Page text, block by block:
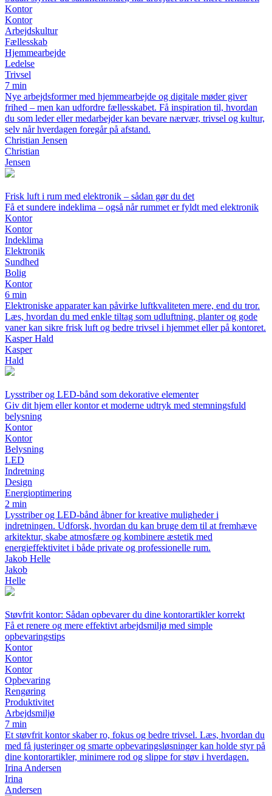
Kontor
Kontor
Arbejdskultur
Fællesskab
Hjemmearbejde
Ledelse
Trivsel
7 min
Nye arbejdsformer med hjemmearbejde og digitale møder giver
frihed – men kan udfordre fællesskabet. Få inspiration til, hvordan
du som leder eller medarbejder kan bevare nærvær, trivsel og kultur,
selv når hverdagen foregår på afstand.
Christian Jensen
Christian
Jensen
Frisk luft i rum med elektronik – sådan gør du det
Få et sundere indeklima – også når rummet er fyldt med elektronik
Kontor
Kontor
Indeklima
Elektronik
Sundhed
Bolig
Kontor
6 min
Elektroniske apparater kan påvirke luftkvaliteten mere, end du tror.
Læs, hvordan du med enkle tiltag som udluftning, planter og gode
vaner kan sikre frisk luft og bedre trivsel i hjemmet eller på kontoret.
Kasper Hald
Kasper
Hald
Lysstriber og LED-bånd som dekorative elementer
Giv dit hjem eller kontor et moderne udtryk med stemningsfuld
belysning
Kontor
Kontor
Belysning
LED
Indretning
Design
Energioptimering
2 min
Lysstriber og LED-bånd åbner for kreative muligheder i
indretningen. Udforsk, hvordan du kan bruge dem til at fremhæve
arkitektur, skabe atmosfære og kombinere æstetik med
energieffektivitet i både private og professionelle rum.
Jakob Helle
Jakob
Helle
Støvfrit kontor: Sådan opbevarer du dine kontorartikler korrekt
Få et renere og mere effektivt arbejdsmiljø med simple
opbevaringstips
Kontor
Kontor
Kontor
Opbevaring
Rengøring
Produktivitet
Arbejdsmiljø
7 min
Et støvfrit kontor skaber ro, fokus og bedre trivsel. Læs, hvordan du
med få justeringer og smarte opbevaringsløsninger kan holde styr på
dine kontorartikler, minimere rod og slippe for støv i hverdagen.
Irina Andersen
Irina
Andersen